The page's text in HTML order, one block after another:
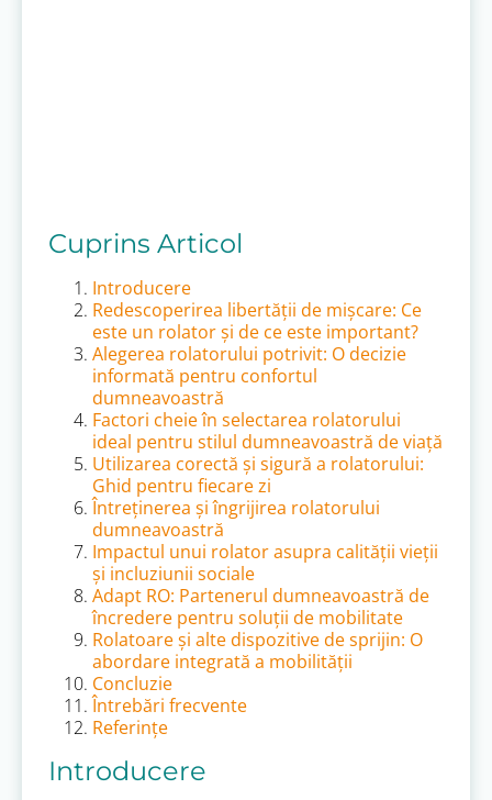
Cuprins Articol
Introducere
Redescoperirea libertății de mișcare: Ce
este un rolator și de ce este important?
Alegerea rolatorului potrivit: O decizie
informată pentru confortul
dumneavoastră
Factori cheie în selectarea rolatorului
ideal pentru stilul dumneavoastră de viață
Utilizarea corectă și sigură a rolatorului:
Ghid pentru fiecare zi
Întreținerea și îngrijirea rolatorului
dumneavoastră
Impactul unui rolator asupra calității vieții
și incluziunii sociale
Adapt RO: Partenerul dumneavoastră de
încredere pentru soluții de mobilitate
Rolatoare și alte dispozitive de sprijin: O
abordare integrată a mobilității
Concluzie
Întrebări frecvente
Referințe
Introducere